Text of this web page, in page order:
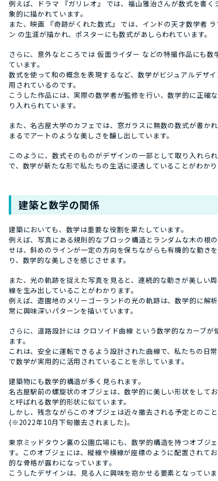
例えば、ドラマ 『ガリレオ』 では、福山雅治さんが数式を書く
象的に描かれています。
また、映画 『奇跡がくれた数式』 では、インドの天才数学者
ン の生涯が描かれ、ポスターにも数式があしらわれています。
さらに、意外なところでは 仮面ライダー などの特撮作品にも数
ています。
数式を使って和の概念を表現するなど、数学がビジュアルデザ
用されているのです。
こうした作品には、実際の数学者が監修を行い、数学的に正確
り入れられています。
また、名古屋大学のカフェでは、窓ガラスに無数の数式が書か
まるでアートのような美しさを醸し出しています。
このように、数式そのものがデザインの一部として取り入れら
で、数学が新たな形で私たちの生活に浸透していることがわか
建築と数学の関係
建築においても、数学は重要な役割を果たしています。
例えば、写真にある規則的なブロック構造とランダムな木の根
せは、斜めのラインが一定の方向を保ちながらも有機的な動き
り、数学的な美しさを感じさせます。
また、光の軌跡を捉えた写真を見ると、連続的な動きが美しい
線を生み出していることがわかります。
例えば、遊園地のメリーゴーランドの光の軌跡は、数学的に解
常に興味深いパターンを描いています。
さらに、道路設計には クロソイド曲線 という数学的なカーブが
ます。
これは、安全に運転できるよう設計された曲線で、私たちの日
で数学が実用的に活用されていることを示しています。
建築物にも数学的構造が多く見られます。
名古屋駅前の螺旋状のオブジェは、数学的に美しい形状をして
と呼ばれる数学的形状に似ています。
しかし、残念ながらこのオブジェは近々撤去される予定とのこ
(※2022年10月下旬撤去されました)。
東京ミッドタウン裏の公園広場にも、数学的構造を持つオブジ
す。このオブジェには、縦線や横線が座標のように配置されて
的な骨格が露わになっています。
こうしたデザインは、見る人に興味を抱かせる要素となってい